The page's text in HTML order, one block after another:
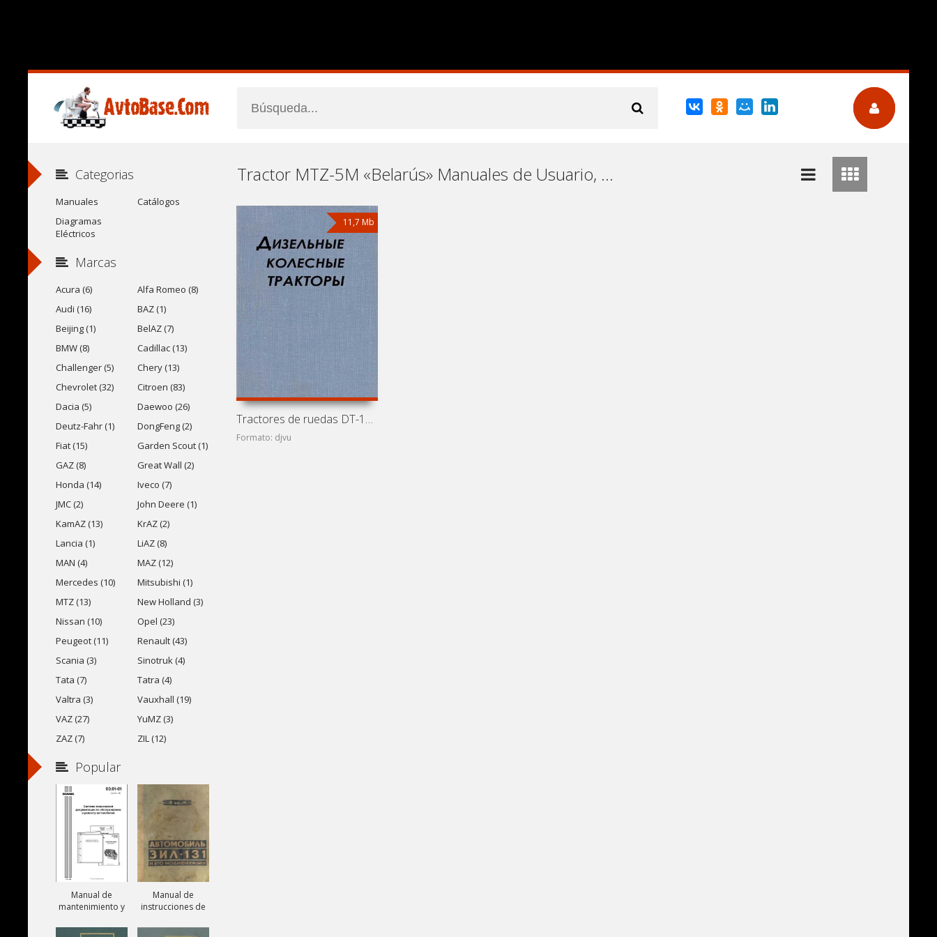
Tractor MTZ-5M «Belarús» Manuales de Usuario, Manuales de Instrucciones (Reparación) y Mantenimiento Descargar Gratis
11,7 Mb
Tractores de ruedas DT-14, DT-20, DT-24, T-28, MTZ-2,
Formato: djvu
Categorias
Manuales
Catálogos
Diagramas
Eléctricos
Marcas
Acura (6)
Alfa Romeo (8)
Audi (16)
BAZ (1)
Beijing (1)
BelAZ (7)
BMW (8)
Cadillac (13)
Challenger (5)
Chery (13)
Chevrolet (32)
Citroen (83)
Dacia (5)
Daewoo (26)
Deutz-Fahr (1)
DongFeng (2)
Fiat (15)
Garden Scout (1)
GAZ (8)
Great Wall (2)
Honda (14)
Iveco (7)
JMC (2)
John Deere (1)
KamAZ (13)
KrAZ (2)
Lancia (1)
LiAZ (8)
MAN (4)
MAZ (12)
Mercedes (10)
Mitsubishi (1)
MTZ (13)
New Holland (3)
Nissan (10)
Opel (23)
Peugeot (11)
Renault (43)
Scania (3)
Sinotruk (4)
Tata (7)
Tatra (4)
Valtra (3)
Vauxhall (19)
VAZ (27)
YuMZ (3)
ZAZ (7)
ZIL (12)
Popular
Manual de
mantenimiento y
camiones Scania
Manual de
instrucciones de
ZIL-131A y ZIL-